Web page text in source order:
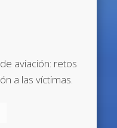
aviación: retos
a las víctimas.